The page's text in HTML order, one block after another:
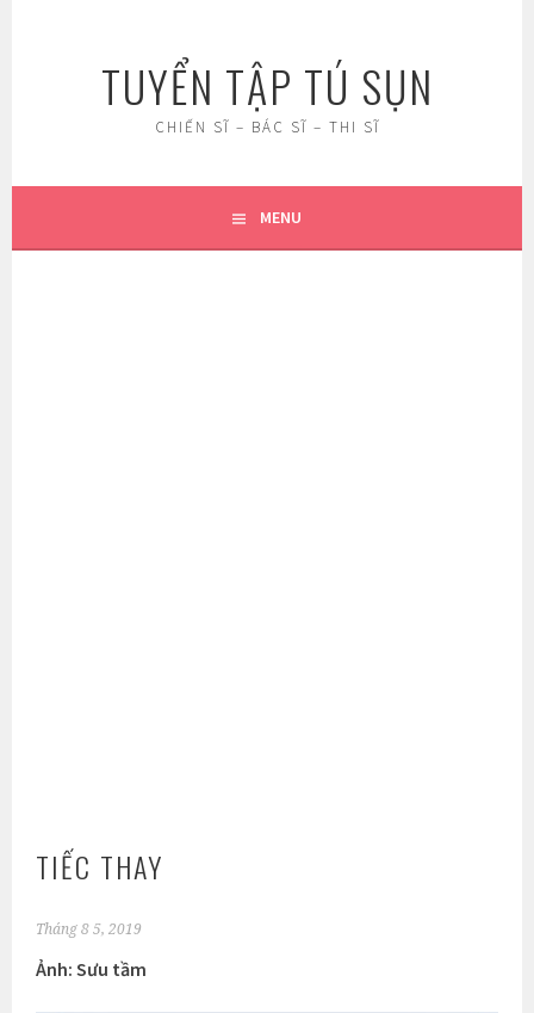
TUYỂN TẬP TÚ SỤN
CHIẾN SĨ – BÁC SĨ – THI SĨ
MENU
TIẾC THAY
Tháng 8 5, 2019
Ảnh: Sưu tầm